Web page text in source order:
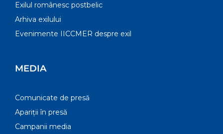
Exilul românesc postbelic
Arhiva exilului
Evenimente IICCMER despre exil
MEDIA
Comunicate de presă
Apariții în presă
Campanii media